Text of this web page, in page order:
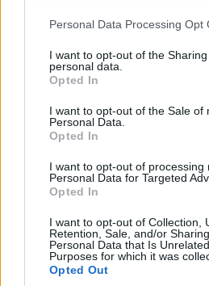
Please note that this website/app
not limited to your visit or usage
grant or deny consent to Google
use your data for below specified
consent section.
Personal Data Processing Opt
I want to opt-out of the
personal data.
Opted In
I want to opt-out of the Sale of
Personal Data.
Opted In
I want to opt-out of processing
Personal Data for Targeted
Opted In
I want to opt-out of Collection,
Retention, Sale, and/or
Personal Data that Is
Purposes for which it was
Opted Out
arányában" - mondta Krivova.
negatív változásokat
kognitív képességeiben, vagy
kutatásokat sürgetve a témában.
képesek voltak mérni a
ketrecbe zárt rágcsálókon -
Szergej Shipilov
csoportja tervezte a
Ramdas Mazmanazarov
vezetett csapat pedig